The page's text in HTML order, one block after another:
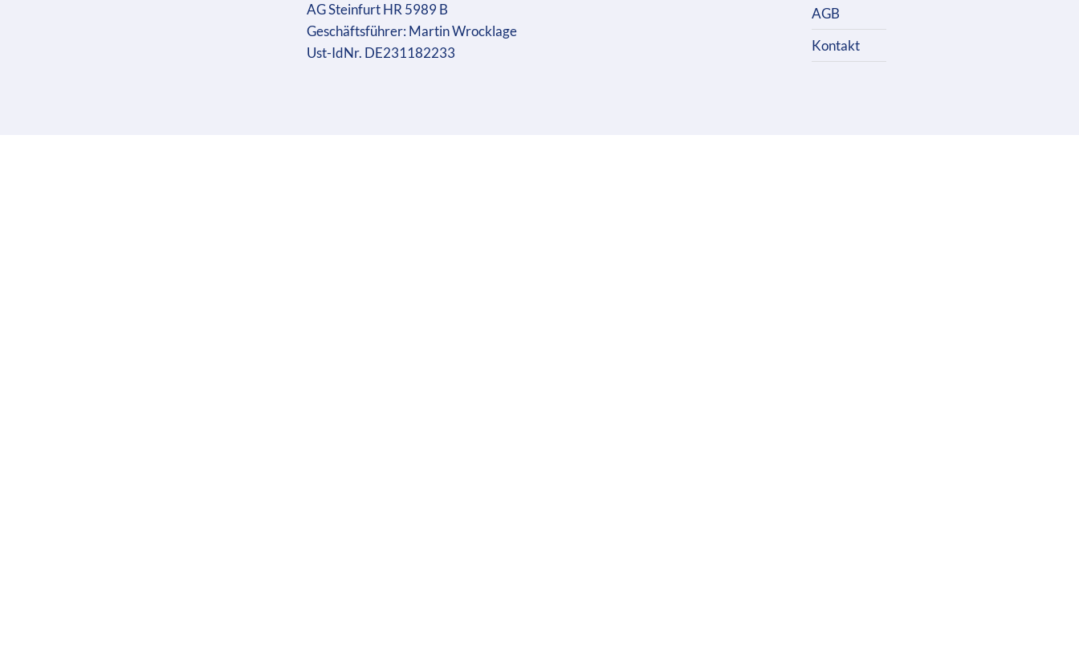
AG Steinfurt HR 5989 B
Geschäftsführer: Martin Wrocklage
Ust-IdNr. DE231182233
AGB
Kontakt